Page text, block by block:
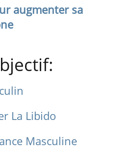
augmenter sa
La Libido
Masculine